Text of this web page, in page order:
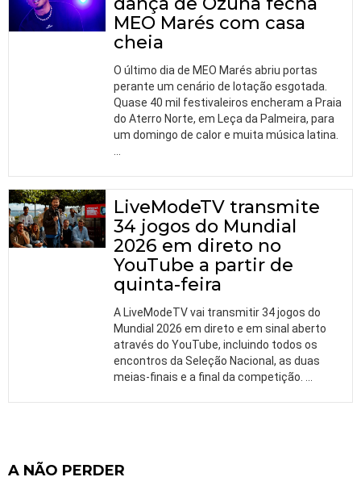
MEO Marés com casa
cheia
O último dia de MEO Marés abriu portas
perante um cenário de lotação esgotada.
Quase 40 mil festivaleiros encheram a Praia
do Aterro Norte, em Leça da Palmeira, para
um domingo de calor e muita música latina.
…
LiveModeTV transmite
34 jogos do Mundial
2026 em direto no
YouTube a partir de
quinta-feira
A LiveModeTV vai transmitir 34 jogos do
Mundial 2026 em direto e em sinal aberto
através do YouTube, incluindo todos os
encontros da Seleção Nacional, as duas
meias-finais e a final da competição. …
A NÃO PERDER